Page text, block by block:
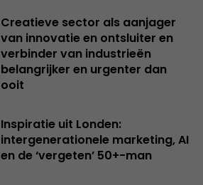
Creatieve sector als aanjager
van innovatie en ontsluiter en
verbinder van industrieën
belangrijker en urgenter dan
ooit
Inspiratie uit Londen:
intergenerationele marketing, AI
en de ‘vergeten’ 50+-man